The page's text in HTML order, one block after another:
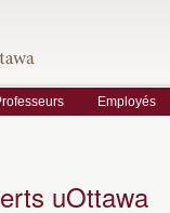
Employés
uOttawa